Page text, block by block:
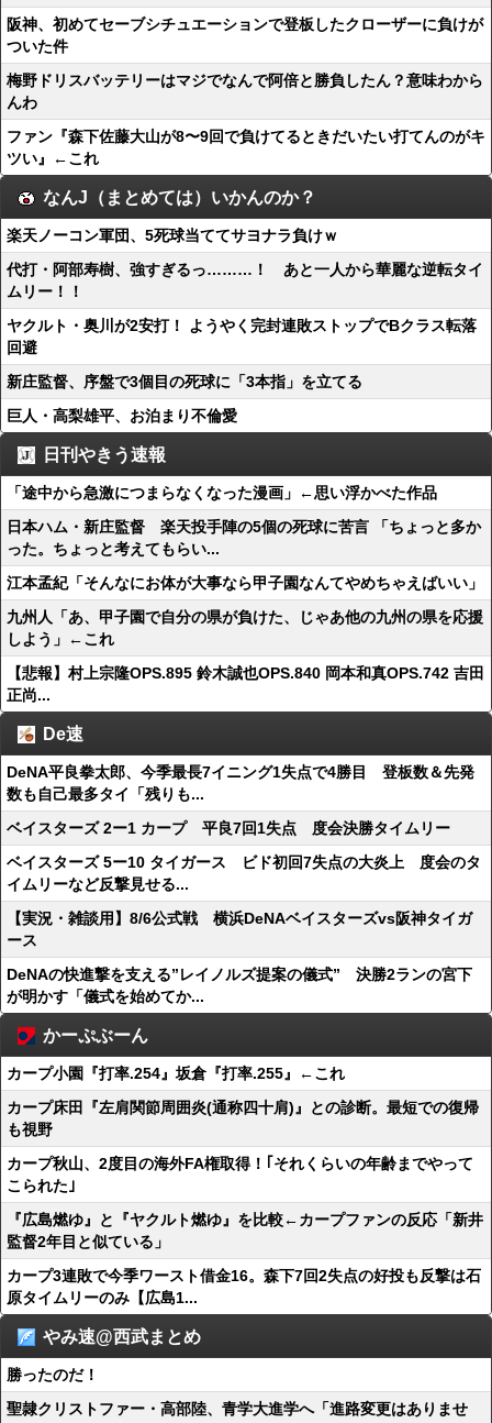
阪神、初めてセーブシチュエーションで登板したクローザーに負けが
ついた件
梅野ドリスバッテリーはマジでなんで阿倍と勝負したん？意味わから
んわ
ファン『森下佐藤大山が8〜9回で負けてるときだいたい打てんのがキ
ツい』←これ
なんJ（まとめては）いかんのか？
楽天ノーコン軍団、5死球当ててサヨナラ負けｗ
代打・阿部寿樹、強すぎるっ………！ あと一人から華麗な逆転タイ
ムリー！！
ヤクルト・奥川が2安打！ ようやく完封連敗ストップでBクラス転落
回避
新庄監督、序盤で3個目の死球に「3本指」を立てる
巨人・高梨雄平、お泊まり不倫愛
日刊やきう速報
「途中から急激につまらなくなった漫画」←思い浮かべた作品
日本ハム・新庄監督 楽天投手陣の5個の死球に苦言 「ちょっと多か
った。ちょっと考えてもらい...
江本孟紀「そんなにお体が大事なら甲子園なんてやめちゃえばいい」
九州人「あ、甲子園で自分の県が負けた、じゃあ他の九州の県を応援
しよう」←これ
【悲報】村上宗隆OPS.895 鈴木誠也OPS.840 岡本和真OPS.742 吉田
正尚...
De速
DeNA平良拳太郎、今季最長7イニング1失点で4勝目 登板数＆先発
数も自己最多タイ「残りも...
ベイスターズ 2ー1 カープ 平良7回1失点 度会決勝タイムリー
ベイスターズ 5ー10 タイガース ビド初回7失点の大炎上 度会のタ
イムリーなど反撃見せる...
【実況・雑談用】8/6公式戦 横浜DeNAベイスターズvs阪神タイガ
ース
DeNAの快進撃を支える”レイノルズ提案の儀式” 決勝2ランの宮下
が明かす「儀式を始めてか...
かーぷぶーん
カープ小園『打率.254』坂倉『打率.255』←これ
カープ床田『左肩関節周囲炎(通称四十肩)』との診断。最短での復帰
も視野
カープ秋山、2度目の海外FA権取得！｢それくらいの年齢までやって
こられた｣
『広島燃ゆ』と『ヤクルト燃ゆ』を比較←カープファンの反応「新井
監督2年目と似ている」
カープ3連敗で今季ワースト借金16。森下7回2失点の好投も反撃は石
原タイムリーのみ【広島1...
やみ速@西武まとめ
勝ったのだ！
聖隷クリストファー・高部陸、青学大進学へ「進路変更はありませ